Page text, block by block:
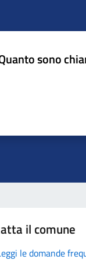
sono
il comune
le domande